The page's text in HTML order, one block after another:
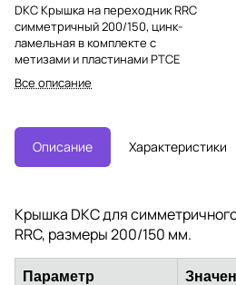
DKC Крышка на переходник RRC
симметричный 200/150, цинк-
ламельная в комплекте с
метизами и пластинами PTCE
Все описание
Описание Характеристики
Крышка DKC для
RRC, размеры 200/150 мм.
Параметр